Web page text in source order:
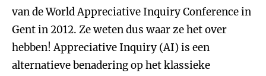
van de World Appreciative Inquiry Conference in
Gent in 2012. Ze weten dus waar ze het over
hebben! Appreciative Inquiry (AI) is een
alternatieve benadering op het klassieke